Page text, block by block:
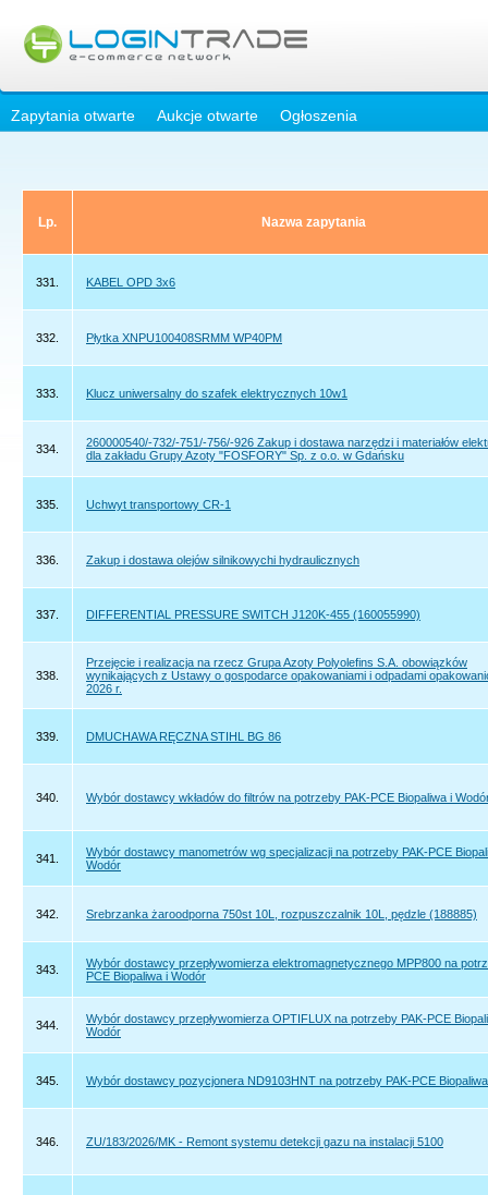
Zapytania otwarte Aukcje otwarte Ogłoszenia
Lp. Nazwa zapytania
331. KABEL OPD 3x6
332. Płytka XNPU100408SRMM WP40PM
333. Klucz uniwersalny do szafek elektrycznych 10w1
334.
260000540/-732/-751/-756/-926 Zakup i dostawa narzędzi i materiałów
dla zakładu Grupy Azoty "FOSFORY" Sp. z o.o. w Gdańsku
335. Uchwyt transportowy CR-1
336. Zakup i dostawa olejów silnikowychi hydraulicznych
337. DIFFERENTIAL PRESSURE SWITCH J120K-455 (160055990)
338.
Przejęcie i realizacja na rzecz Grupa Azoty Polyolefins S.A. obowiązków
wynikających z Ustawy o gospodarce opakowaniami i odpadami
2026 r.
339. DMUCHAWA RĘCZNA STIHL BG 86
340. Wybór dostawcy wkładów do filtrów na potrzeby PAK-PCE Biopaliwa i
341.
Wybór dostawcy manometrów wg specjalizacji na potrzeby PAK-PCE
Wodór
342. Srebrzanka żaroodporna 750st 10L, rozpuszczalnik 10L, pędzle (188885)
343.
Wybór dostawcy przepływomierza elektromagnetycznego MPP800 na
PCE Biopaliwa i Wodór
344.
Wybór dostawcy przepływomierza OPTIFLUX na potrzeby PAK-PCE
Wodór
345. Wybór dostawcy pozycjonera ND9103HNT na potrzeby PAK-PCE
346. ZU/183/2026/MK - Remont systemu detekcji gazu na instalacji 5100